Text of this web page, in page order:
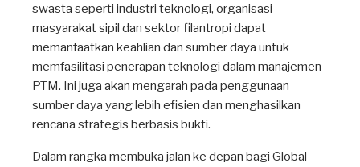
swasta seperti industri teknologi, organisasi
masyarakat sipil dan sektor filantropi dapat
memanfaatkan keahlian dan sumber daya untuk
memfasilitasi penerapan teknologi dalam manajemen
PTM. Ini juga akan mengarah pada penggunaan
sumber daya yang lebih efisien dan menghasilkan
rencana strategis berbasis bukti.
Dalam rangka membuka jalan ke depan bagi Global